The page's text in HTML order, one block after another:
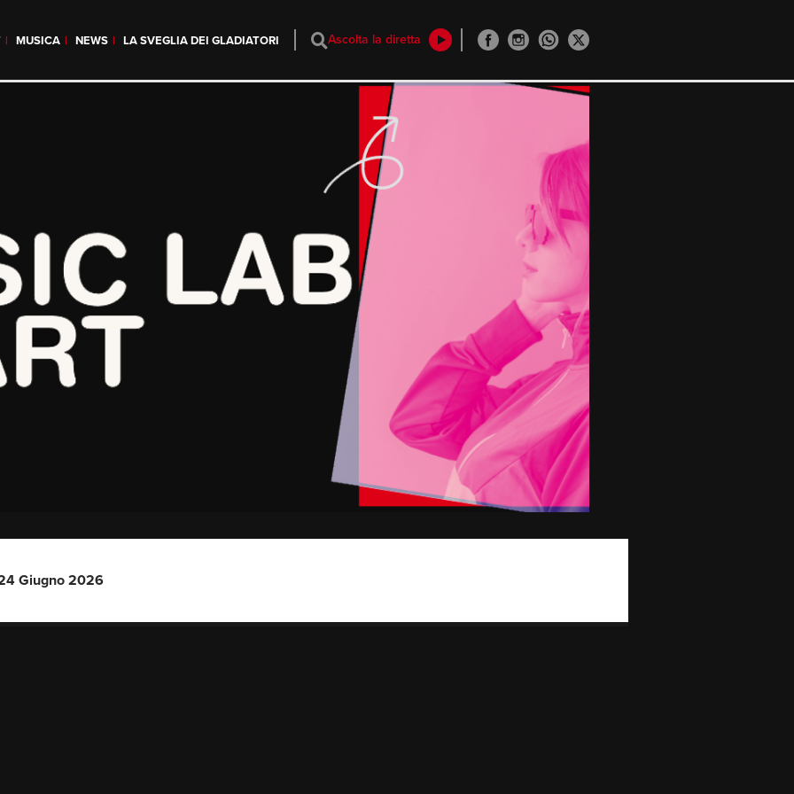
MUSICA NEWS LA SVEGLIA DEI GLADIATORI Ascolta la diretta
Giugno 2026